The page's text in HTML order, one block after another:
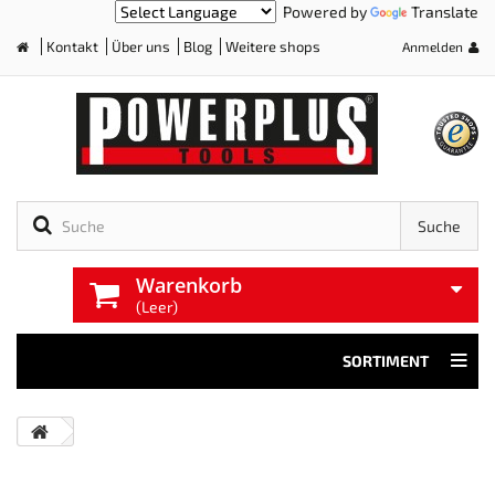
Powered by Translate
Kontakt Über uns Blog Weitere shops Anmelden
Suche
Warenkorb
(Leer)
SORTIMENT